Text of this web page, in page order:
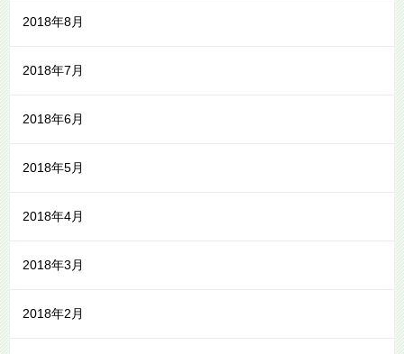
2018年8月
2018年7月
2018年6月
2018年5月
2018年4月
2018年3月
2018年2月